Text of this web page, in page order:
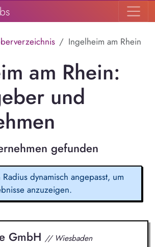
Ingelheim am Rhein
am Rhein:
und
gefunden
dynamisch angepasst, um
anzuzeigen.
GmbH // Wiesbaden